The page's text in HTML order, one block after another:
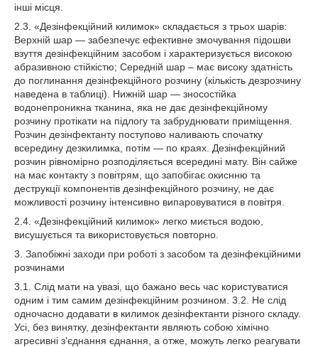
інші місця.
2.3. «Дезінфекційний килимок» складається з трьох шарів:
Верхній шар — забезпечує ефективне змочування підошви
взуття дезінфекційним засобом і характеризується високою
абразивною стійкістю; Середній шар – має високу здатність
до поглинання дезінфекційного розчину (кількість дезрозчину
наведена в таблиці). Нижній шар — зносостійка
водонепроникна тканина, яка не дає дезінфекційному
розчину протікати на підлогу та забруднювати приміщення.
Розчин дезінфектанту поступово наливають спочатку
всередину дезкилимка, потім — по краях. Дезінфекційний
розчин рівномірно розподіляється всередині мату. Він сайже
на має контакту з повітрям, що запобігає окиснню та
деструкції компонентів дезінфекційного розчину, не дає
можливості розчину інтенсивно випаровуватися в повітря.
2.4. «Дезінфекційний килимок» легко миється водою,
висушується та використовується повторно.
3. Запобіжні заходи при роботі з засобом та дезінфекційними
розчинами
3.1. Слід мати на увазі, що бажано весь час користуватися
одним і тим самим дезінфекційним розчином. 3.2. Не слід
одночасно додавати в килимок дезінфектанти різного складу.
Усі, без винятку, дезінфектанти являють собою хімічно
агресивні з'єднання єднання, а отже, можуть легко реагувати